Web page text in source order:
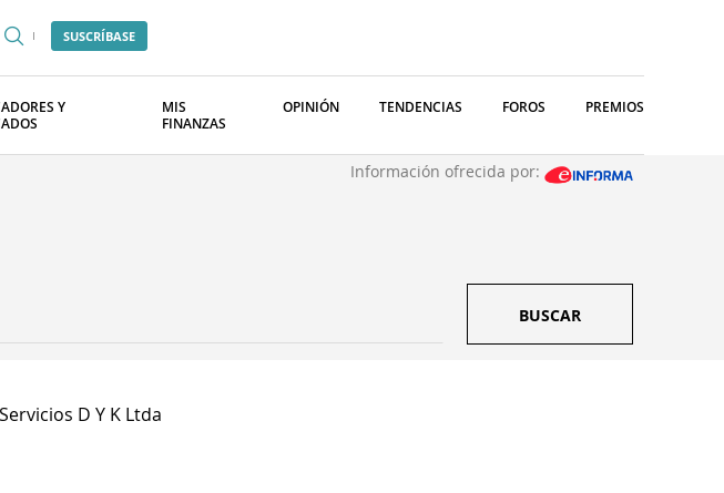
SUSCRÍBASE
Y
MIS
FINANZAS
OPINIÓN TENDENCIAS FOROS PREMIOS
Información ofrecida por:
BUSCAR
Servicios D Y K Ltda